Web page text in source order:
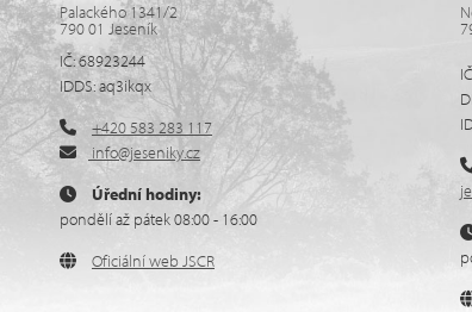
Palackého 1341/2
790 01 Jeseník
IČ: 68923244
IDDS: aq3ikqx
+420 583 283 117
info@jeseniky.cz
Úřední hodiny:
pondělí až pátek 08:00 - 16:00
Oficiální web JSCR